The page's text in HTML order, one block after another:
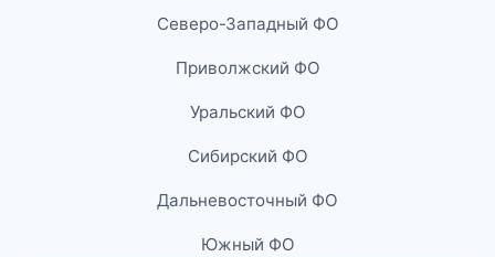
Северо-Западный ФО
Приволжский ФО
Уральский ФО
Сибирский ФО
Дальневосточный ФО
Южный ФО